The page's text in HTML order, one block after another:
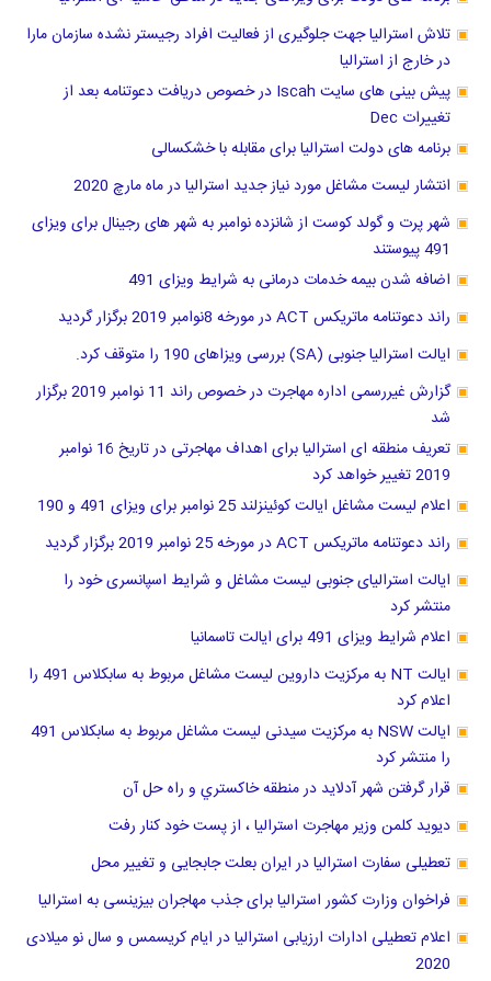
تلاش استرالیا جهت جلوگیری از فعالیت افراد رجیستر نشده سازمان مارا
در خارج از استرالیا
پیش بینی های سایت Iscah در خصوص دریافت دعوتنامه بعد از
تغییرات Dec
برنامه های دولت استرالیا برای مقابله با خشکسالی
انتشار لیست مشاغل مورد نیاز جدید استرالیا در ماه مارچ 2020
شهر پرت و گولد کوست از شانزده نوامبر به شهر های رجینال برای ویزای
491 پیوستند
اضافه شدن بیمه خدمات درمانی به شرایط ویزای 491
راند دعوتنامه ماتریکس ACT در مورخه 8نوامبر 2019 برگزار گردید
ایالت استرالیا جنوبی (SA) بررسی ویزاهای 190 را متوقف کرد.
گزارش غیررسمی اداره مهاجرت در خصوص راند 11 نوامبر 2019 برگزار
شد
تعریف منطقه ای استرالیا برای اهداف مهاجرتی در تاریخ 16 نوامبر
2019 تغییر خواهد کرد
اعلام لیست مشاغل ایالت کوئینزلند 25 نوامبر برای ویزای 491 و 190
راند دعوتنامه ماتریکس ACT در مورخه 25 نوامبر 2019 برگزار گردید
ایالت استرالیای جنوبی لیست مشاغل و شرایط اسپانسری خود را
منتشر کرد
اعلام شرایط ویزای 491 برای ایالت تاسمانیا
ایالت NT به مرکزیت داروین لیست مشاغل مربوط به سابکلاس 491 را
اعلام کرد
ایالت NSW به مرکزیت سیدنی لیست مشاغل مربوط به سابکلاس 491
را منتشر کرد
قرار گرفتن شهر آدلاید در منطقه خاكستري و راه حل آن
دیوید کلمن وزیر مهاجرت استرالیا ، از پست خود کنار رفت
تعطیلی سفارت استرالیا در ایران بعلت جابجایی و تغییر محل
فراخوان وزارت کشور استرالیا برای جذب مهاجران بیزینسی به استرالیا
اعلام تعطیلی ادارات ارزیابی استرالیا در ایام کریسمس و سال نو میلادی
2020